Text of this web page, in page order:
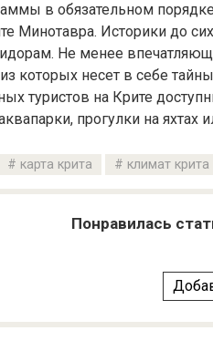
в обязательном
Минотавра. Историки до
Не менее
которых несет в себе
туристов на Крите
прогулки на яхтах
карта крита климат крита
Понравилась